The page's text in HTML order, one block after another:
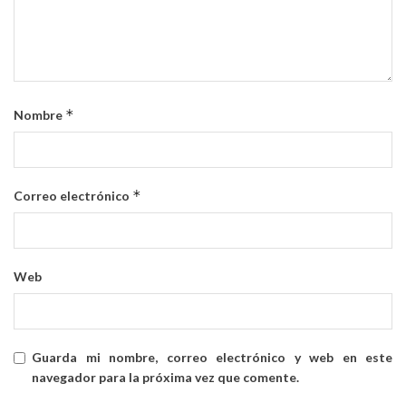
Nombre *
Correo electrónico *
Web
Guarda mi nombre, correo electrónico y web en este
navegador para la próxima vez que comente.